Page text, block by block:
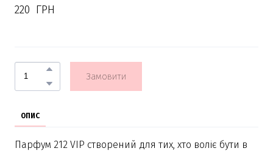
220  ГРН
Замовити
ОПИС
Парфум 212 VIP створений для тих, хто воліє бути в